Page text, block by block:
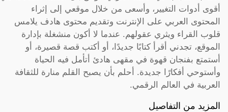
أقوى أدوات التغيير، وأسعى من خلال موقعي إلى إثراء
المحتوى العربي على الإنترنت وتقديم محتوى هادف يلامس
قلوب القراء ويثري عقولهم. عندما لا أكون منشغلة بإدارة
الموقع، تجدني أقرأ كتابًا جديدًا، أو أكتب قصة قصيرة، أو
أستمتع بفنجان قهوة في مقهى هادئ أتأمل فيه الحياة
وأستوحي أفكارًا جديدة. أحلم بأن يصبح القلم منارة للثقافة
العربية في العالم الرقمي.
المزيد من التفاصيل